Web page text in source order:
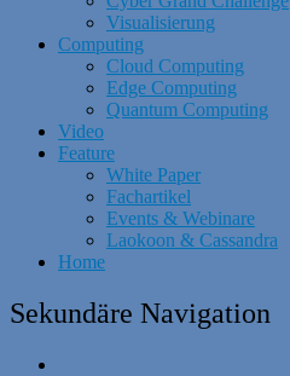
Visualisierung
Computing
Cloud Computing
Edge Computing
Quantum Computing
Video
Feature
White Paper
Fachartikel
Events & Webinare
Laokoon & Cassandra
Home
Sekundäre Navigation